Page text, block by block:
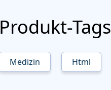
Produkt-Tags
Medizin Html